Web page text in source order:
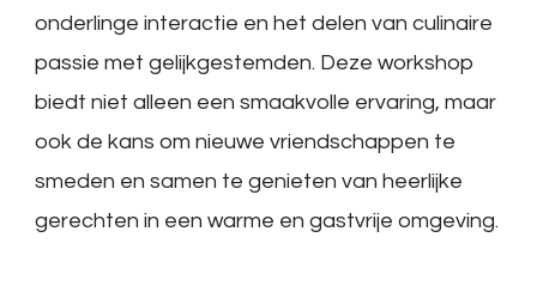
onderlinge interactie en het delen van culinaire
passie met gelijkgestemden. Deze workshop
biedt niet alleen een smaakvolle ervaring, maar
ook de kans om nieuwe vriendschappen te
smeden en samen te genieten van heerlijke
gerechten in een warme en gastvrije omgeving.